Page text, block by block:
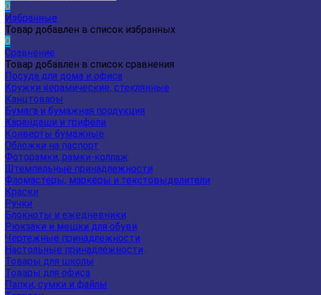
0
Избранные
Товар добавлен в список избранных
0
Сравнение
Товар добавлен в список сравнения
Посуда для дома и офиса
Кружки керамические, стеклянные
Канцтовары
Бумага и бумажная продукция
Карандаши и грифели
Конверты бумажные
Обложки на паспорт
Фоторамки, рамки-коллаж
Штемпельные принадлежности
Фломастеры, маркеры и текстовыделители
Краски
Ручки
Блокноты и ежедневники
Рюкзаки и мешки для обуви
Чертежные принадлежности
Настольные принадлежности
Товары для школы
Товары для офиса
Папки, сумки и файлы